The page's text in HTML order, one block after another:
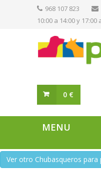
968 107 823
10:00 a 14:00 y 17:00
0 €
Ver otro Chubasqueros para